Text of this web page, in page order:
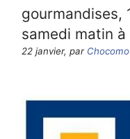
gourmandises,
samedi matin à
22 janvier, par